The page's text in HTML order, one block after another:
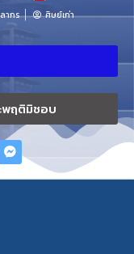
ากร ศิษย์เก่า
พฤติมิชอบ